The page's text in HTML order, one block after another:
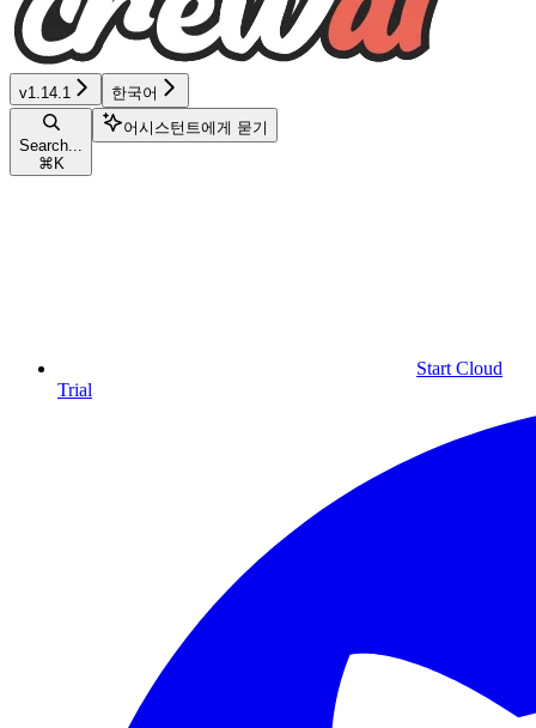
v1.14.1 한국어
Search...
⌘ K
어시스턴트에게 묻기
Start Cloud
Trial